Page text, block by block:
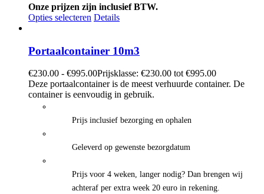
Onze prijzen zijn inclusief BTW.
Opties selecteren Details
Portaalcontainer 10m3
€230.00 - €995.00Prijsklasse: €230.00 tot €995.00
Deze portaalcontainer is de meest verhuurde container. De
container is eenvoudig in gebruik.
Prijs inclusief bezorging en ophalen
Geleverd op gewenste bezorgdatum
Prijs voor 4 weken, langer nodig? Dan brengen wij
achteraf per extra week 20 euro in rekening.